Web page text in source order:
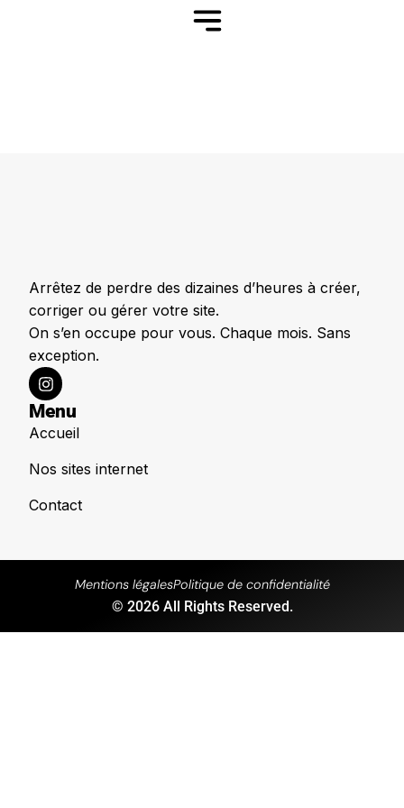
Arrêtez de perdre des dizaines d’heures à créer,
corriger ou gérer votre site.
On s’en occupe pour vous. Chaque mois. Sans
exception.
Menu
Accueil
Nos sites internet
Contact
Mentions légalesPolitique de confidentialité
© 2026 All Rights Reserved.